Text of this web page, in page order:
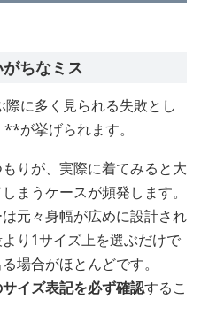
ちなミス
に多く見られる失敗とし
が挙げられます。
りが、実際に着てみると大
まうケースが頻発します。
元々身幅が広めに設計され
り1サイズ上を選ぶだけで
場合がほとんどです。
イズ表記を必ず確認するこ